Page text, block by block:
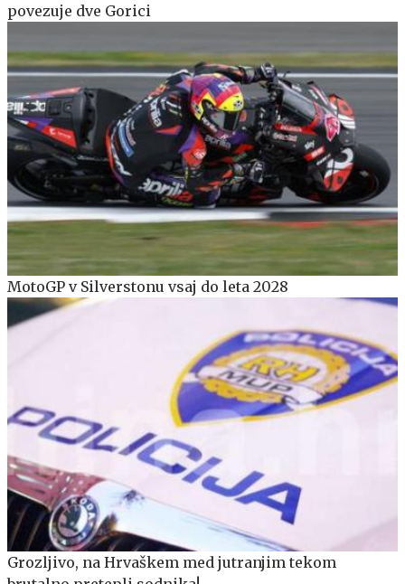
povezuje dve Gorici
MotoGP v Silverstonu vsaj do leta 2028
Grozljivo, na Hrvaškem med jutranjim tekom